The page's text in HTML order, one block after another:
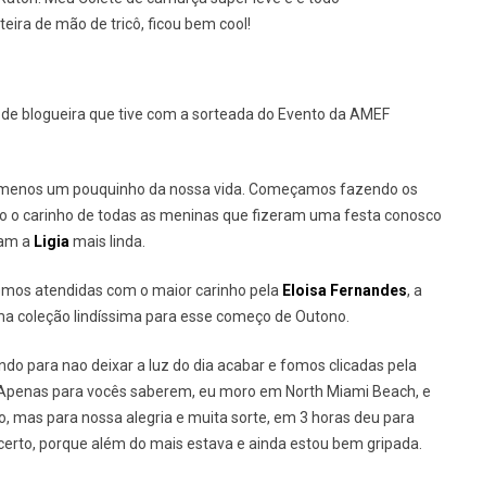
de mão de tricô, ficou bem cool!
blogueira que tive com a sorteada do Evento da AMEF
um pouquinho da nossa vida. Começamos fazendo os
o carinho de todas as meninas que fizeram uma festa conosco
a Ligiamais linda.
atendidas com o maior carinho pela Eloisa Fernandes, a
coleção lindíssima para esse começo de Outono.
para nao deixar a luz do dia acabar e fomos clicadas pela
para vocês saberem, eu moro em North Miami Beach, e
mas para nossa alegria e muita sorte, em 3 horas deu para
porque além do mais estava e ainda estou bem gripada.